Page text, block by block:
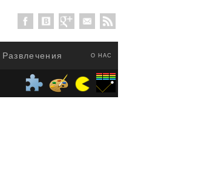
О НАС
Развлечения